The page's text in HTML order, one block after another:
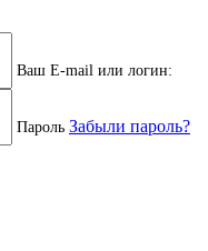
Ваш E-mail или логин:
Пароль Забыли пароль?